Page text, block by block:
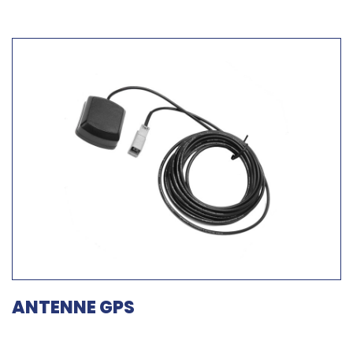
ANTENNE GPS